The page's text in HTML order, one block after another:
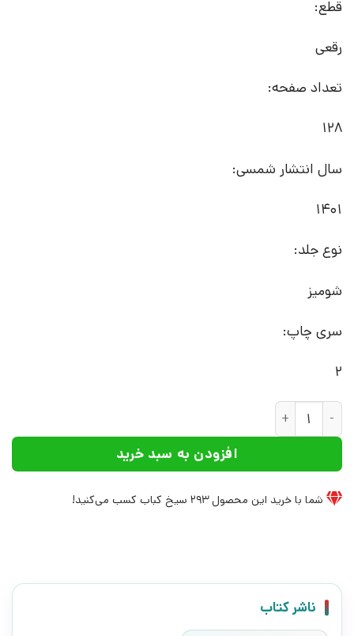
قطع:
رقعی
تعداد صفحه:
128
سال انتشار شمسی:
1401
نوع جلد:
شومیز
سری چاپ:
2
کتاب آن ها چه کسانی بودند؟! | انتشارات افق عدد
افزودن به سبد خرید
شما با خرید این محصول293 سیخ کباب کسب می‌کنید!
ناشر کتاب